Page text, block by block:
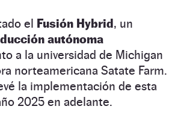
el Fusión Hybrid, un
autónoma
a la universidad de Michigan
norteamericana Satate Farm.
la implementación de esta
2025 en adelante.